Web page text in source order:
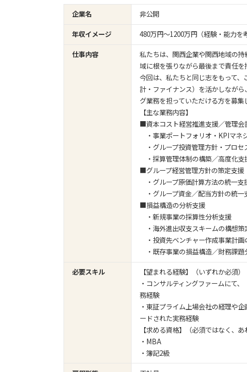
企業名
非公開
年収イメージ
480万円〜1200万円（経験・能力を
仕事内容
私たちは、関西企業や関西地域の
域に根を張りながら最後まで責任を
今回は、私たちと同じ志をもって
計・ファイナンス）を活かしなが
グ業務を担っていただける方を募集
【主な業務内容】
■資本コスト経営推進支援／管理会
・事業ポートフォリオ・KPIマネ
・グループ投資管理方針・プロセ
・採算管理体制の構築／高度化支
■グループ経営管理方針の策定支援
・グループ原価計算方法の統一支
・グループ資金／配当方針の統一
■損益構造の分析支援
・新規事業の採算性分析支援
・海外進出収支スキームの構想策
・投資先ベンチャー作成事業計画
・既存事業の損益構造／財務課題
必要スキル
【望まれる経験】（いずれか必須）
・コンサルティングファームにて
務経験
・東証プライム上場会社の経理や
ードされた実務経験
【求める資格】（必須ではなく、あ
・MBA
・簿記2級